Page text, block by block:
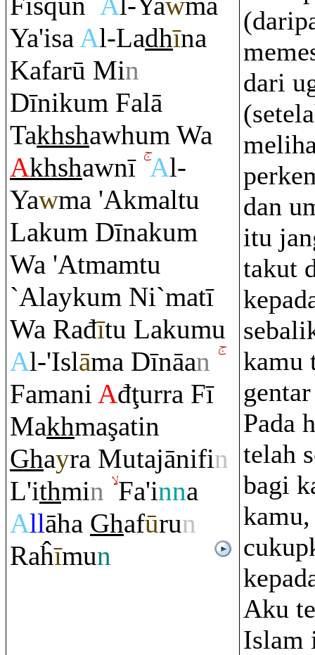
Ya'isaAl-Ladhīna
Kafarū Min
Dīnikum Falā
Takhshawhum Wa
Akhshawnī Al-
Yawma 'Akmaltu
Lakum Dīnakum
Wa 'Atmamtu
`Alaykum Ni`matī
Wa Rađītu Lakumu
Al-'Islāma Dīnāan
Famani Ađţurra Fī
Makhmaşatin
Ghayra Mutajānifin
L'ithmin Fa'inna
Allāha Ghafūrun
Raĥīmun
dari
dan
itu
takut
kamu
Pada
telah
bagi
Aku
Islam